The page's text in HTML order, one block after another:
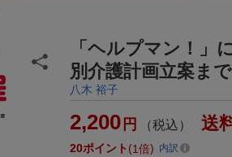
「ヘルプマン！
別介護計画立案まで
八木 裕子
2,200 円 （税込） 送
20ポイント 1倍 内訳